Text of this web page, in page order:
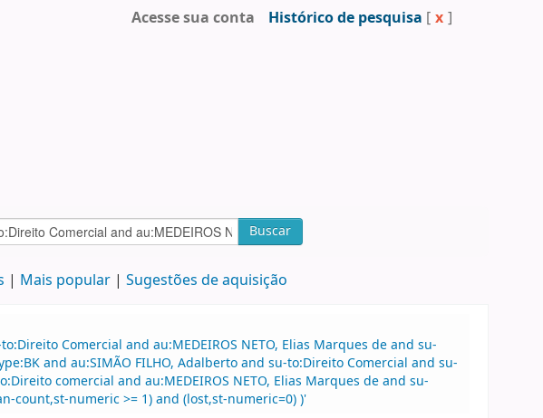
Acesse sua conta Histórico de pesquisa [ x ]
Buscar
Mais popular Sugestões de aquisição
Comercial and au:MEDEIROS NETO, Elias Marques de and su-
and au:SIMÃO FILHO, Adalberto and su-to:Direito Comercial and su-
comercial and au:MEDEIROS NETO, Elias Marques de and su-
count,st-numeric >= 1) and (lost,st-numeric=0) )'